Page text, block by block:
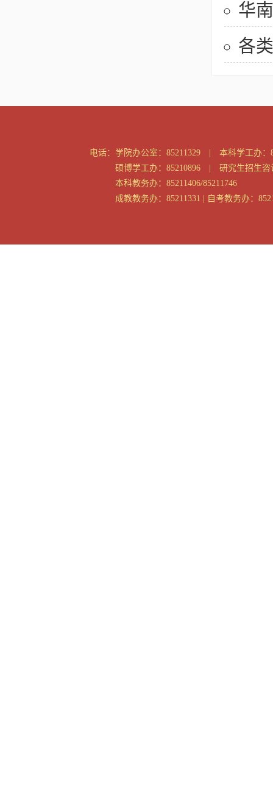
华
各
电话： 学院办公室：85211329 | 本科学工办：
硕博学工办：85210896 | 研究生招生咨
本科教务办：85211406/85211746
成教教务办：85211331 | 自考教务办：